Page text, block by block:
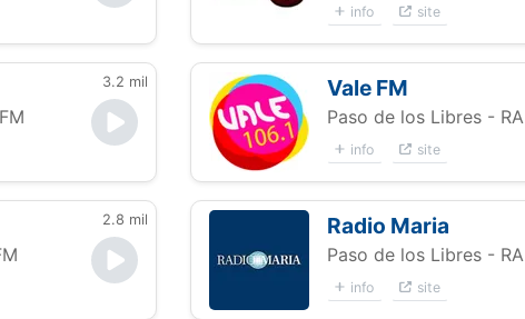
info site
3.2 mil Vale FM
Paso de los Libres - RA
info site
2.8 mil Radio Maria
Paso de los Libres - RA
info site